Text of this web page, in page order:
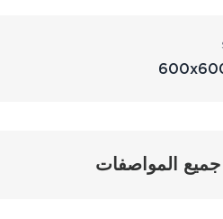
المواصفات